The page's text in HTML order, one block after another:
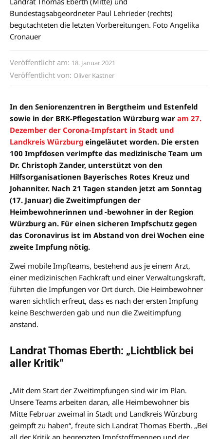
Bundestagsabgeordneter Paul Lehrieder (rechts)
begutachteten die letzten Vorbereitungen. Foto Angelika
Cronauer
Veröffentlicht am: 18. Januar 2021
Veröffentlicht von: Oliver Kastner
In den Seniorenzentren in Bergtheim und Estenfeld
sowie in der BRK-Pflegestation Würzburg war am 27.
Dezember der Corona-Impfstart in Stadt und
Landkreis Würzburg eingeläutet worden. Die ersten
100 Impfdosen verimpfte das medizinische Team um
Dr. Christoph Zander, unterstützt von den
Hilfsorganisationen Bayerisches Rotes Kreuz und
Johanniter. Nach 21 Tagen standen jetzt am Sonntag
(17. Januar) die Zweitimpfungen der
Heimbewohnerinnen und -bewohner in der Region
Würzburg an. Für einen sicheren Impfschutz gegen
das Coronavirus ist im Abstand von drei Wochen eine
zweite Impfung nötig.
Zwei mobile Impfteams, bestehend aus je einem Arzt,
einer medizinischen Fachkraft und einer Verwaltungskraft,
führten die Impfungen vor Ort durch. Die Heimbewohner
waren sichtlich erfreut, dass es nach der ersten Impfung
keine Beschwerden gab und nun die Zweitimpfung
anstand.
Landrat Thomas Eberth: „Lichtblick bei
aller Kritik“
„Mit dem Start der Zweitimpfungen sind wir im Plan.
Unsere Teams arbeiten daran, alle Heimbewohner bis
Mitte Februar zweimal in Stadt und Landkreis Würzburg
geimpft zu haben“, freute sich Landrat Thomas Eberth. „Bei
all der Kritik an begrenzten Impfstoffmengen und der